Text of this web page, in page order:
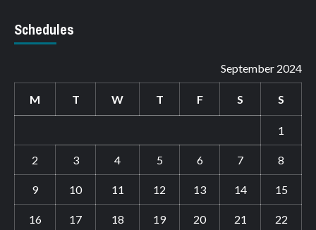
Schedules
September 2024
M T W T F S S
1
2 3 4 5 6 7 8
9 10 11 12 13 14 15
16 17 18 19 20 21 22